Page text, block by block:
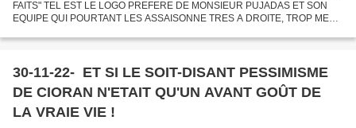
FAITS" TEL EST LE LOGO PREFERE DE MONSIEUR PUJADAS ET SON
EQUIPE QUI POURTANT LES ASSAISONNE TRES A DROITE, TROP MEME
RESPECTER AU...
30-11-22- ET SI LE SOIT-DISANT PESSIMISME
DE CIORAN N'ETAIT QU'UN AVANT GOÛT DE
LA VRAIE VIE !